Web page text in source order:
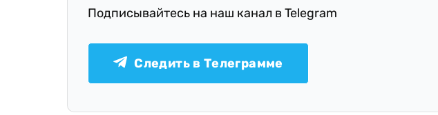
Подписывайтесь на наш канал в Telegram
Следить в Телеграмме